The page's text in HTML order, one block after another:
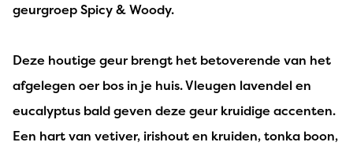
geurgroep Spicy & Woody.
Deze houtige geur brengt het betoverende van het
afgelegen oer bos in je huis. Vleugen lavendel en
eucalyptus bald geven deze geur kruidige accenten.
Een hart van vetiver, irishout en kruiden, tonka boon,